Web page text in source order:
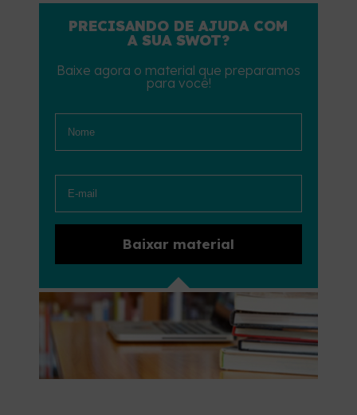
PRECISANDO DE AJUDA COM
A SUA SWOT?
Baixe agora o material que preparamos
para você!